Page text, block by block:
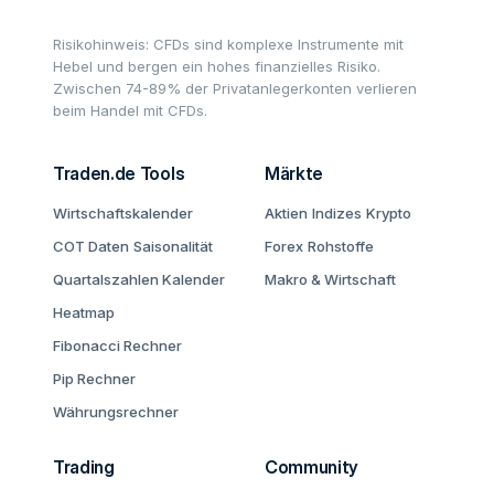
Risikohinweis: CFDs sind komplexe Instrumente mit
Hebel und bergen ein hohes finanzielles Risiko.
Zwischen 74-89% der Privatanlegerkonten verlieren
beim Handel mit CFDs.
Traden.de Tools
Wirtschaftskalender
COT Daten Saisonalität
Quartalszahlen Kalender
Heatmap
Fibonacci Rechner
Pip Rechner
Währungsrechner
Märkte
Aktien Indizes Krypto
Forex Rohstoffe
Makro & Wirtschaft
Trading Community